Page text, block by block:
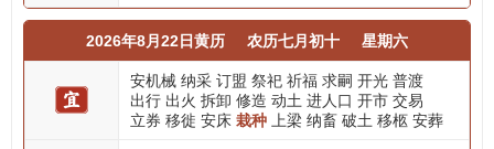
2026年8月22日黄历 农历七月初十 星期六
安机械 纳采 订盟 祭祀 祈福 求嗣 开光 普渡
出行 出火 拆卸 修造 动土 进人口 开市 交易
立券 移徙 安床 栽种 上梁 纳畜 破土 移柩 安葬